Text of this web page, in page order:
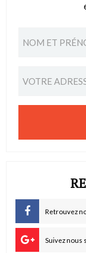
Retrouvez
Suivez nous